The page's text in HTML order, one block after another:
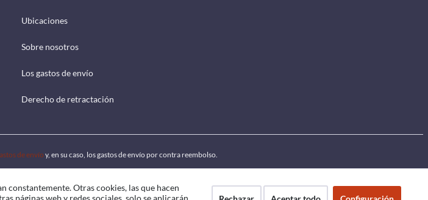
Ubicaciones
Sobre nosotros
Los gastos de envío
Derecho de retractación
de envíoy, en su caso, los gastos de envío por contra reembolso.
constantemente. Otras cookies, las que hacen
páginas web y redes sociales, solo se aplicarán